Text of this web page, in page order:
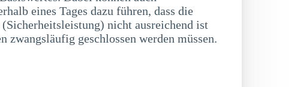
zwangsläufig geschlossen werden müssen.